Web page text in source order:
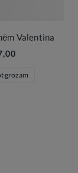
Valentina
grozam